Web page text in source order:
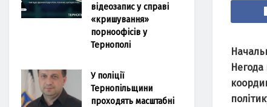
Негода
відеозапис у справі
«кришування»
порноофісів у
Тернополі
У поліції
Тернопільщини
проходять масштабні